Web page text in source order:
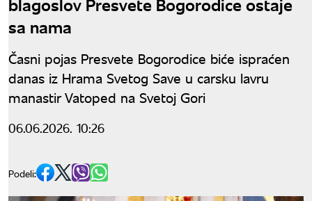
sa nama
Časni pojas Presvete Bogorodice biće ispraćen
danas iz Hrama Svetog Save u carsku lavru
manastir Vatoped na Svetoj Gori
06.06.2026. 10:26
Podeli: